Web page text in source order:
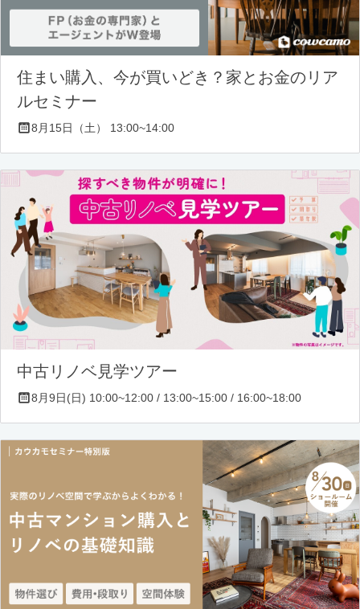
住まい購入、今が買いどき？家とお金のリア
ルセミナー
8月15日（土） 13:00~14:00
中古リノベ見学ツアー
8月9日(日) 10:00~12:00 / 13:00~15:00 / 16:00~18:00